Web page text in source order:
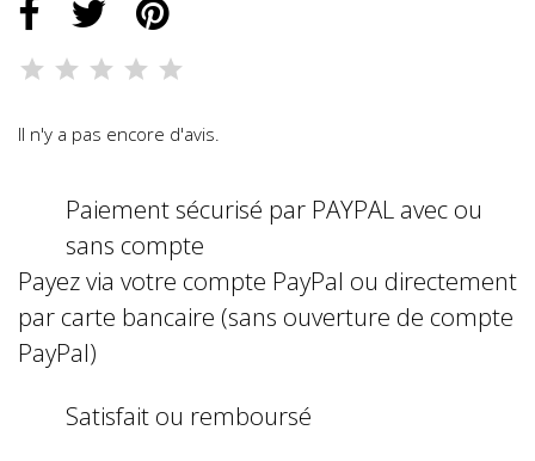
Il n'y a pas encore d'avis.
Paiement sécurisé par PAYPAL avec ou
sans compte
Payez via votre compte PayPal ou directement
par carte bancaire (sans ouverture de compte
PayPal)
Satisfait ou remboursé